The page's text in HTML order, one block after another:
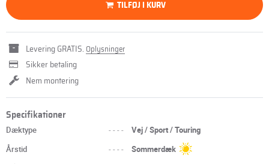
TILFØJ I KURV
Levering GRATIS. Oplysninger
Sikker betaling
Nem montering
Specifikationer
Dæktype ----
Vej / Sport / Touring
Årstid
----
Sommerdæk